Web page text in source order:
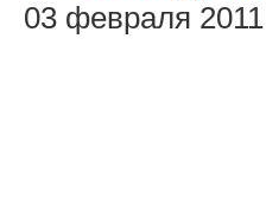
03 февраля 2011